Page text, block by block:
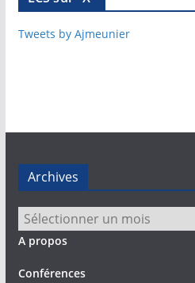
Tweets by Ajmeunier
Archives
Archives
A propos
Conférences